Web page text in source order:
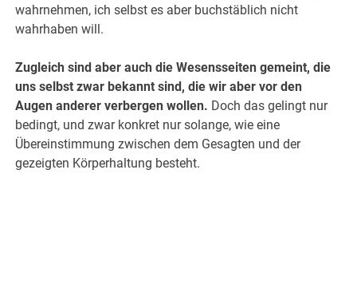
wahrnehmen, ich selbst es aber buchstäblich nicht
wahrhaben will.
Zugleich sind aber auch die Wesensseiten gemeint, die
uns selbst zwar bekannt sind, die wir aber vor den
Augen anderer verbergen wollen. Doch das gelingt nur
bedingt, und zwar konkret nur solange, wie eine
Übereinstimmung zwischen dem Gesagten und der
gezeigten Körperhaltung besteht.